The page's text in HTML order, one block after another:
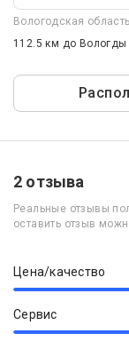
Вологодская
112.5 км до Вологды
2 отзыва
Реальные отзывы
оставить отзыв
Цена/качество
Сервис